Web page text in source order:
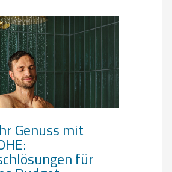
Genuss mit
für